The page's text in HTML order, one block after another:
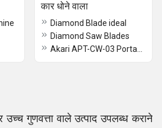
कार धोने वाला
Diamond Blade ideal
Diamond Saw Blades
गुणवत्ता वाले उत्पाद उपलब्ध कराने